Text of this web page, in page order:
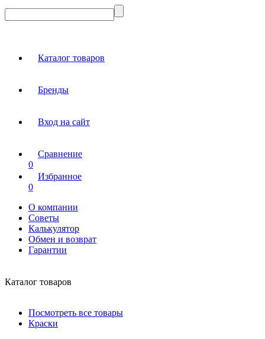
Каталог товаров
Бренды
Вход на сайт
Сравнение
0
Избранное
0
О компании
Советы
Калькулятор
Обмен и возврат
Гарантии
Каталог товаров
Посмотреть все товары
Краски